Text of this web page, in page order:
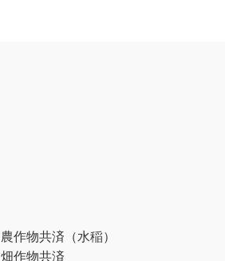
農作物共済（水稲）
畑作物共済